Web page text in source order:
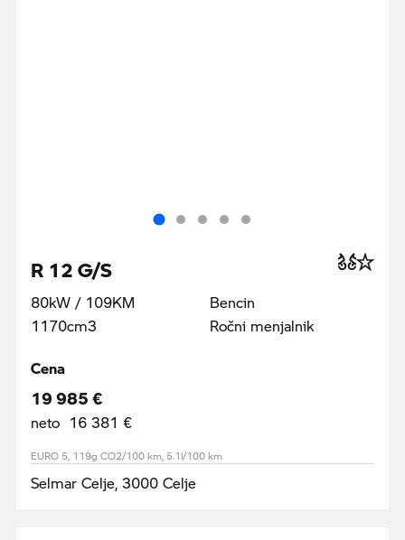
R 12 G/S
80kW / 109KM
1170cm3
Bencin
Ročni menjalnik
Cena
19 985 €
neto 16 381 €
EURO 5, 119g CO2/100 km, 5.1l/100 km
Selmar Celje, 3000 Celje